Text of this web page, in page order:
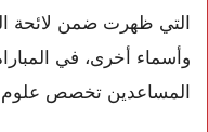
التي ظهرت ضمن لائحة
وأسماء أخرى، في
المساعدين تخصص علوم